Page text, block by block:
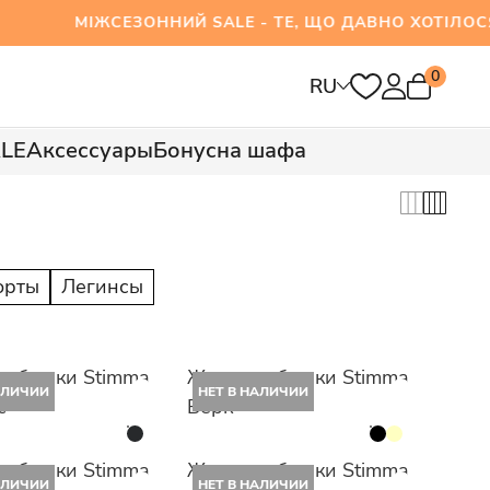
SALE - ТЕ, ЩО ДАВНО
RU 0
АксессуарыБонусна шафа
Легинсы
брюки Stimma
НЕТ В НАЛИЧИИ
Женские брюки Stimma
Берк
брюки Stimma
НЕТ В НАЛИЧИИ
Женские брюки Stimma